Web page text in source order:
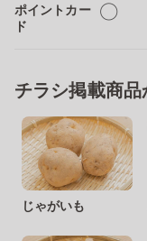
ポイントカー
ド
◯
チラシ掲載商
じゃがいも